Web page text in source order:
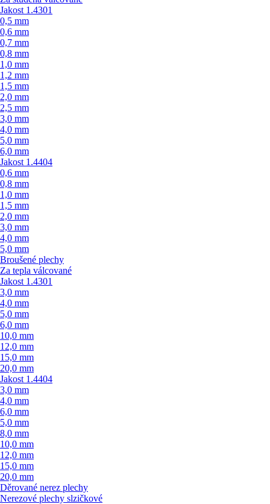
Jakost 1.4301
0,5 mm
0,6 mm
0,7 mm
0,8 mm
1,0 mm
1,2 mm
1,5 mm
2,0 mm
2,5 mm
3,0 mm
4,0 mm
5,0 mm
6,0 mm
Jakost 1.4404
0,6 mm
0,8 mm
1,0 mm
1,5 mm
2,0 mm
3,0 mm
4,0 mm
5,0 mm
Broušené plechy
Za tepla válcované
Jakost 1.4301
3,0 mm
4,0 mm
5,0 mm
6,0 mm
10,0 mm
12,0 mm
15,0 mm
20,0 mm
Jakost 1.4404
3,0 mm
4,0 mm
6,0 mm
5,0 mm
8,0 mm
10,0 mm
12,0 mm
15,0 mm
20,0 mm
Děrované nerez plechy
Nerezové plechy slzičkové